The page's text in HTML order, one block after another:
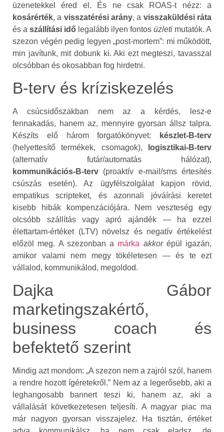
üzenetekkel éred el. És ne csak ROAS‑t nézz: a
kosárérték, a visszatérési arány, a visszaküldési ráta
és a szállítási idő legalább ilyen fontos üzleti mutatók. A
szezon végén pedig legyen „post‑mortem”: mi működött,
min javítunk, mit dobunk ki. Aki ezt megteszi, tavasszal
olcsóbban és okosabban fog hirdetni.
B‑terv és kríziskezelés
A csúcsidőszakban nem az a kérdés, lesz‑e
fennakadás, hanem az, mennyire gyorsan állsz talpra.
Készíts elő három forgatókönyvet:
készlet‑B‑terv
(helyettesítő termékek, csomagok),
logisztikai‑B‑terv
(alternatív futár/automatás hálózat),
kommunikációs‑B‑terv (proaktív e‑mail/sms értesítés
csúszás esetén). Az ügyfélszolgálat kapjon rövid,
empatikus scripteket, és azonnali jóváírási keretet
kisebb hibák kompenzációjára. Nem veszteség egy
olcsóbb szállítás vagy apró ajándék — ha ezzel
élettartam‑értéket (LTV) növelsz és negatív értékelést
előzöl meg. A szezonban a márka akkorépül igazán,
amikor valami nem megy tökéletesen — és te ezt
vállalod, kommunikálod, megoldod.
Dajka Gábor
marketingszakértő,
business coach és
befektető szerint
Mindig azt mondom: „A szezon nem a zajról szól, hanem
a rendre hozott ígéretekről.” Nem az a legerősebb, aki a
leghangosabb bannert teszi ki, hanem az, aki a
vállalását következetesen teljesíti. A magyar piac ma
már nagyon gyorsan visszajelez. Ha tisztán, értéket